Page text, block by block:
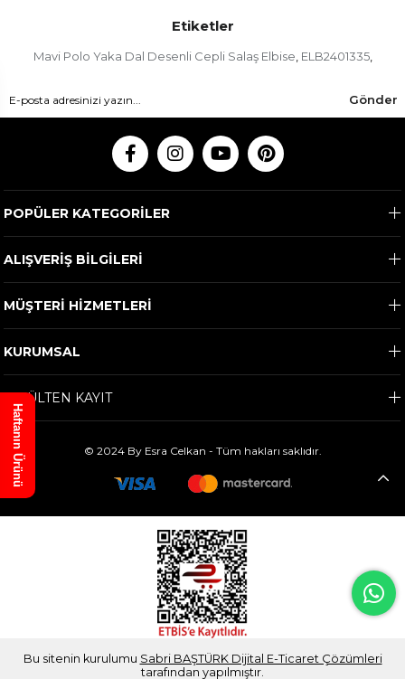
Etiketler
Mavi Polo Yaka Dal Desenli Cepli Salaş Elbise, ELB2401335,
Gönder
POPÜLER KATEGORİLER
ALIŞVERİŞ BİLGİLERİ
MÜŞTERİ HİZMETLERİ
KURUMSAL
E-BÜLTEN KAYIT
© 2024 By Esra Celkan - Tüm hakları saklıdır.
Bu sitenin kurulumu Sabri BAŞTÜRK Dijital E-Ticaret Çözümleri
tarafından yapılmıştır.
Haftanın Ürünü